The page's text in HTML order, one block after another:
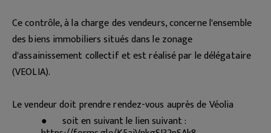
Ce contrôle, à la charge des vendeurs, concerne l'ensemble
des biens immobiliers situés dans le zonage
d'assainissement collectif et est réalisé par le délégataire
(VEOLIA).
Le vendeur doit prendre rendez-vous auprès de Véolia
●
soit en suivant le lien suivant :